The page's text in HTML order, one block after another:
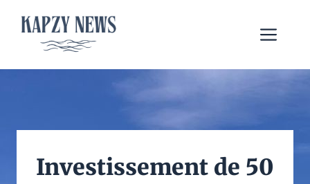
contenu
Investissement de 50